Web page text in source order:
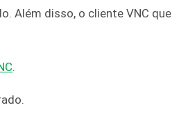
Além disso, o cliente VNC que